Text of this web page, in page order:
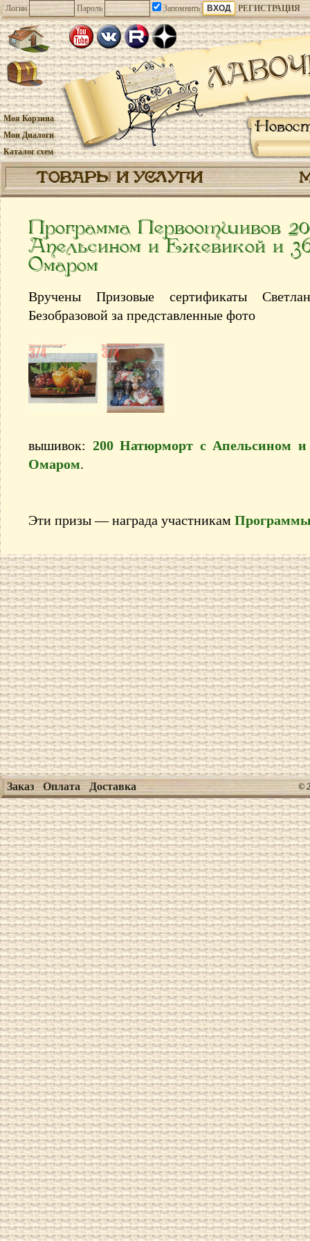
Логин Пароль Запомнить РЕГИСТРАЦИЯ
Моя Корзина
Мои Диалоги
Каталог схем
ТОВАРЫ И УСЛУГИ
Программа Первоотшивов
Апельсином и Ежевикой и
Омаром
Вручены Призовые сертификаты
Безобразовой за представленные фото
вышивок: 200 Натюрморт с Апельсином
Омаром.
Эти призы — награда участникам
Заказ Оплата Доставка ©